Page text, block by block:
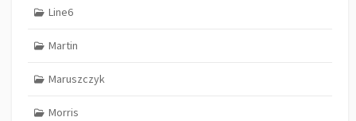
Line6
Martin
Maruszczyk
Morris